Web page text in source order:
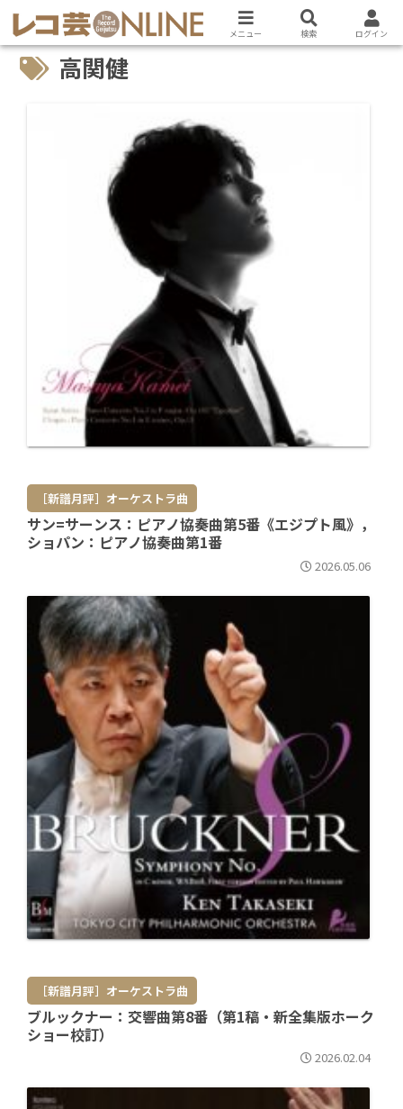
高関健
［新譜月評］オーケストラ曲
サン=サーンス：ピアノ協奏曲第5番《エジプト風》，
ショパン：ピアノ協奏曲第1番
2026.05.06
［新譜月評］オーケストラ曲
ブルックナー：交響曲第8番（第1稿・新全集版ホーク
ショー校訂）
2026.02.04
メニュー 検索 ログイン